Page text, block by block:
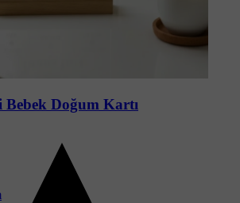
Bebek Doğum Kartı